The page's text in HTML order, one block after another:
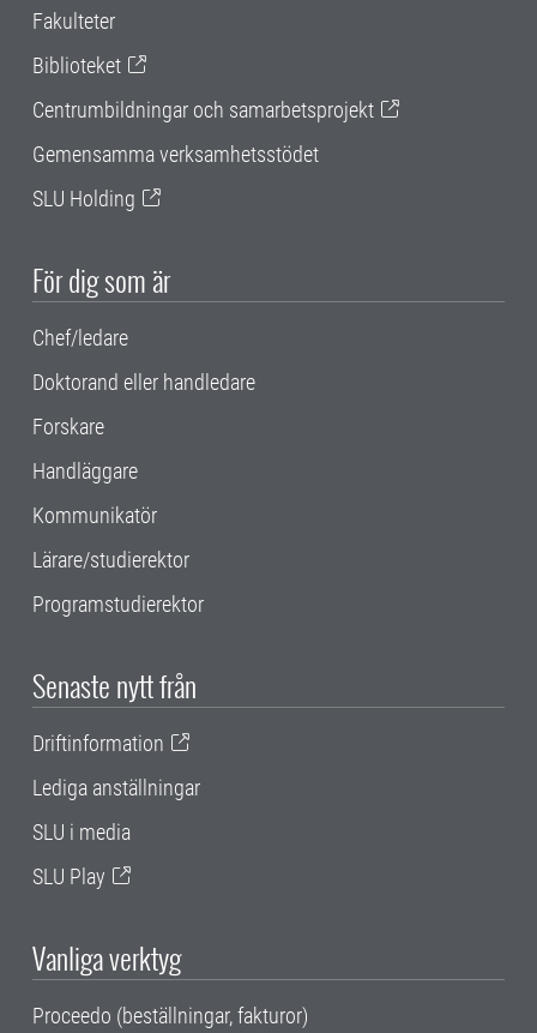
Fakulteter
Biblioteket
Centrumbildningar och samarbetsprojekt
Gemensamma verksamhetsstödet
SLU Holding
För dig som är
Chef/ledare
Doktorand eller handledare
Forskare
Handläggare
Kommunikatör
Lärare/studierektor
Programstudierektor
Senaste nytt från
Driftinformation
Lediga anställningar
SLU i media
SLU Play
Vanliga verktyg
Proceedo (beställningar, fakturor)